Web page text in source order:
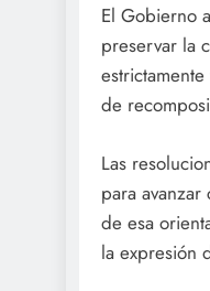
El Gobierno
preservar la
de
Las
para
de esa
la expresión